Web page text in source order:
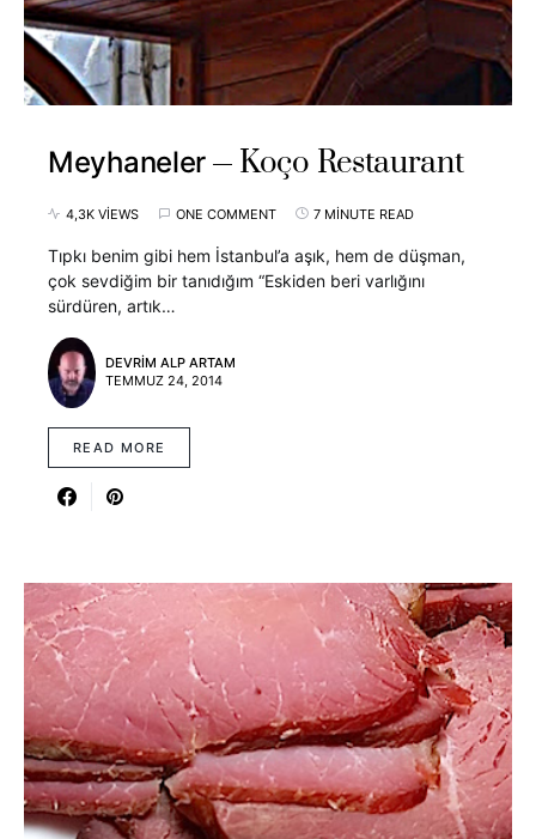
Meyhaneler Koço Restaurant
4,3K VIEWS ONE COMMENT 7 MINUTE READ
Tıpkı benim gibi hem İstanbul’a aşık, hem de düşman,
çok sevdiğim bir tanıdığım “Eskiden beri varlığını
sürdüren, artık…
DEVRIM ALP ARTAM
TEMMUZ 24, 2014
READ MORE